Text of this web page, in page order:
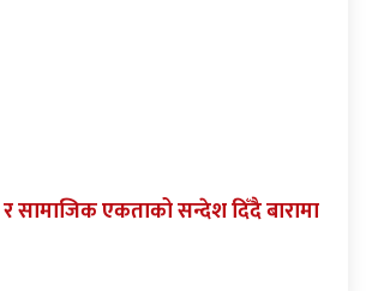
र सामाजिक एकताको सन्देश दिँदै बारामा